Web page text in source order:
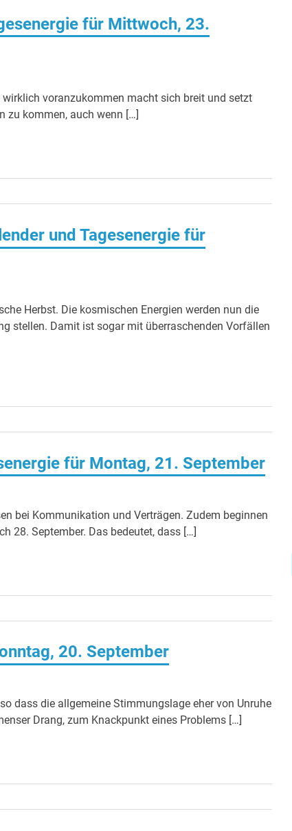
für Mittwoch, 23.
voranzukommen macht sich breit und setzt
zu kommen, auch wenn […]
und Tagesenergie für
Herbst. Die kosmischen Energien werden nun die
stellen. Damit ist sogar mit überraschenden Vorfällen
für Montag, 21. September
bei Kommunikation und Verträgen. Zudem beginnen
28. September. Das bedeutet, dass […]
20. September
dass die allgemeine Stimmungslage eher von Unruhe
Drang, zum Knackpunkt eines Problems […]